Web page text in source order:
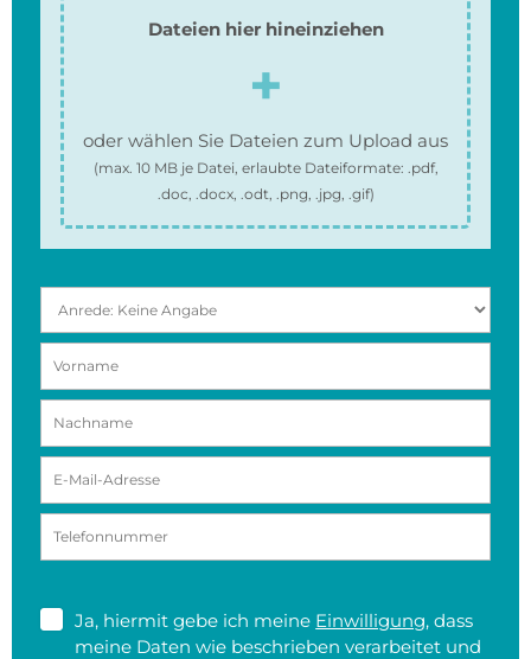
Dateien hier hineinziehen
oder wählen Sie Dateien zum Upload aus
(max. 10 MBje Datei, erlaubte Dateiformate: .pdf,
.doc, .docx, .odt, .png, .jpg, .gif)
Ja, hiermit gebe ich meine Einwilligung, dass
meine Daten wie beschrieben verarbeitet und